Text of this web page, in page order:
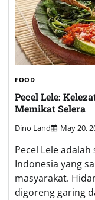
FOOD
Pecel Lele:
Memikat Selera
Dino Land May 20,
Pecel Lele
Indonesia yang
masyarakat.
digoreng garing